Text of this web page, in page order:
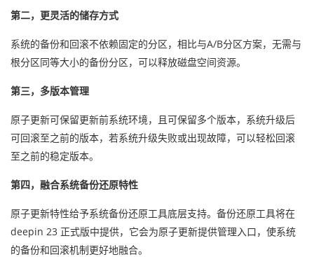
第二，更灵活的储存方式
系统的备份和回滚不依赖固定的分区，相比与A/B分区方案，无需与
根分区同等大小的备份分区，可以释放磁盘空间资源。
第三，多版本管理
原子更新可保留更新前系统环境，且可保留多个版本，系统升级后
可回滚至之前的版本，若系统升级失败或出现故障，可以轻松回滚
至之前的稳定版本。
第四， 融合系统备份还原特性
原子更新特性给予系统备份还原工具底层支持。备份还原工具将在
deepin 23 正式版中提供，它会为原子更新提供管理入口，使系统
的备份和回滚机制更好地融合。